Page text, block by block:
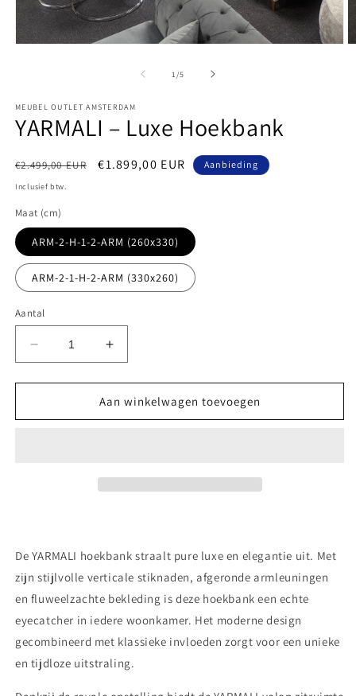
1 /van
5
MEUBEL OUTLET AMSTERDAM
YARMALI – Luxe Hoekbank
Normale
prijs
€2.499,00 EUR Aanbiedingsprijs
€1.899,00 EUR Aanbieding
Inclusief btw.
Maat (cm)
ARM-2-H-1-2-ARM (260x330)
ARM-2-1-H-2-ARM (330x260)
Aantal
Aantal
verlagen
voor
–
Aantal
verhogen
voor
YARMALI
–
Aan winkelwagen toevoegen
De YARMALI hoekbank straalt pure luxe en elegantie uit. Met
zijn stijlvolle verticale stiknaden, afgeronde armleuningen
en fluweelzachte bekleding is deze hoekbank een echte
eyecatcher in iedere woonkamer. Het moderne design
gecombineerd met klassieke invloeden zorgt voor een unieke
en tijdloze uitstraling.